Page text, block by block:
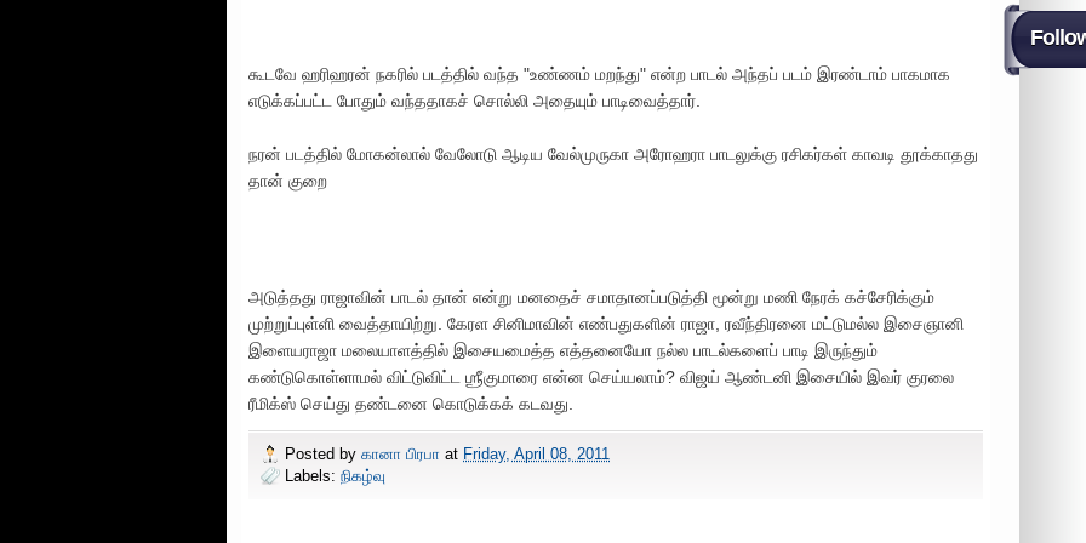
கூடவே ஹரிஹரன் நகரில் படத்தில் வந்த "உண்ணம் மறந்து" என்ற பாடல் அந்தப் படம் இரண்டாம் பாகமாக
எடுக்கப்பட்ட போதும் வந்ததாகச் சொல்லி அதையும் பாடிவைத்தார்.
நரன் படத்தில் மோகன்லால் வேலோடு ஆடிய வேல்முருகா அரோஹரா பாடலுக்கு ரசிகர்கள் காவடி தூக்காதது
தான் குறை
அடுத்தது ராஜாவின் பாடல் தான் என்று மனதைச் சமாதானப்படுத்தி மூன்று மணி நேரக் கச்சேரிக்கும்
முற்றுப்புள்ளி வைத்தாயிற்று. கேரள சினிமாவின் எண்பதுகளின் ராஜா, ரவீந்திரனை மட்டுமல்ல இசைஞானி
இளையராஜா மலையாளத்தில் இசையமைத்த எத்தனையோ நல்ல பாடல்களைப் பாடி இருந்தும்
கண்டுகொள்ளாமல் விட்டுவிட்ட ஶ்ரீகுமாரை என்ன செய்யலாம்? விஜய் ஆண்டனி இசையில் இவர் குரலை
ரீமிக்ஸ் செய்து தண்டனை கொடுக்கக் கடவது.
Posted by கானா பிரபா at Friday, April 08, 2011
Labels: நிகழ்வு